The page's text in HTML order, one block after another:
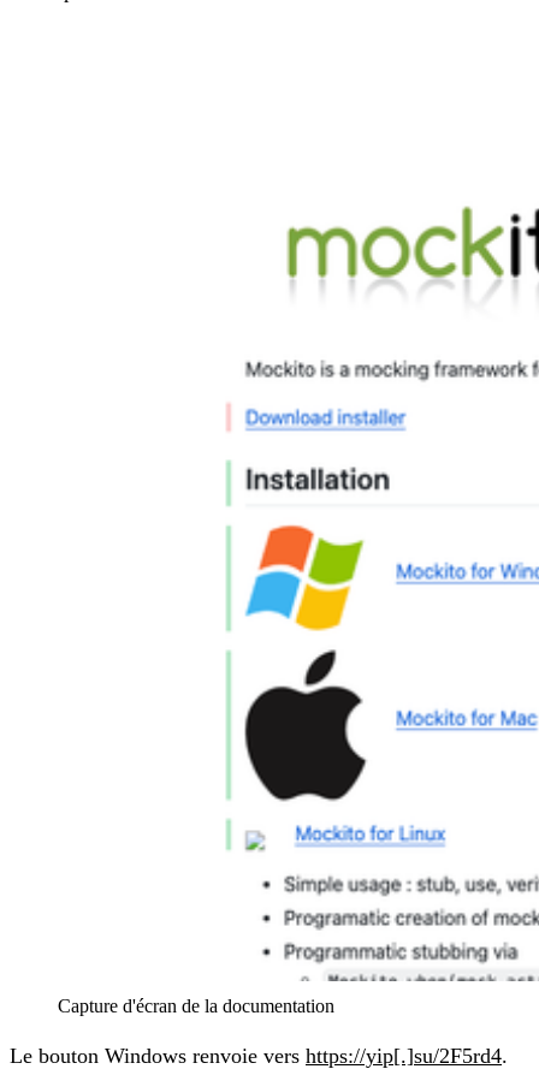
Capture d'écran de la documentation
Le bouton Windows renvoie vers https://yip[.]su/2F5rd4.